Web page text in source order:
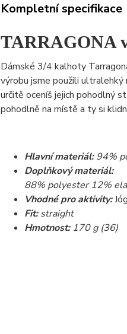
Kompletní specifikace
TARRAGONA
Dámské 3/4 kalhoty
výrobu jsme použili ultralehký
určitě oceníš jejich pohodlný
pohodlně na místě a ty si
Hlavní materiál:94%
Doplňkovýmateriál:
88% polyester 12%
Vhodné pro aktivity:
Fit:straight
Hmotnost: 170 g (36)